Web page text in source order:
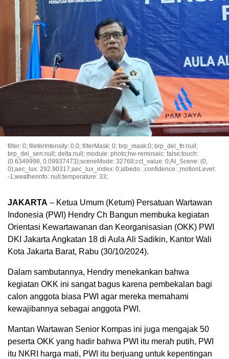
filter: 0; fileterIntensity: 0.0; filterMask: 0; brp_mask:0; brp_del_th:null;
brp_del_sen:null; delta:null; module: photo;hw-remosaic: false;touch:
(0.6349998, 0.09937473);sceneMode: 32768;cct_value: 0;AI_Scene: (0,
0);aec_lux: 292.90317;aec_lux_index: 0;albedo: ;confidence: ;motionLevel:
-1;weatherinfo: null;temperature: 33;
JAKARTA – Ketua Umum (Ketum) Persatuan Wartawan
Indonesia (PWI) Hendry Ch Bangun membuka kegiatan
Orientasi Kewartawanan dan Keorganisasian (OKK) PWI
DKI Jakarta Angkatan 18 di Aula Ali Sadikin, Kantor Wali
Kota Jakarta Barat, Rabu (30/10/2024).
Dalam sambutannya, Hendry menekankan bahwa
kegiatan OKK ini sangat bagus karena pembekalan bagi
calon anggota biasa PWI agar mereka memahami
kewajibannya sebagai anggota PWI.
Mantan Wartawan Senior Kompas ini juga mengajak 50
peserta OKK yang hadir bahwa PWI itu merah putih, PWI
itu NKRI harga mati, PWI itu berjuang untuk kepentingan